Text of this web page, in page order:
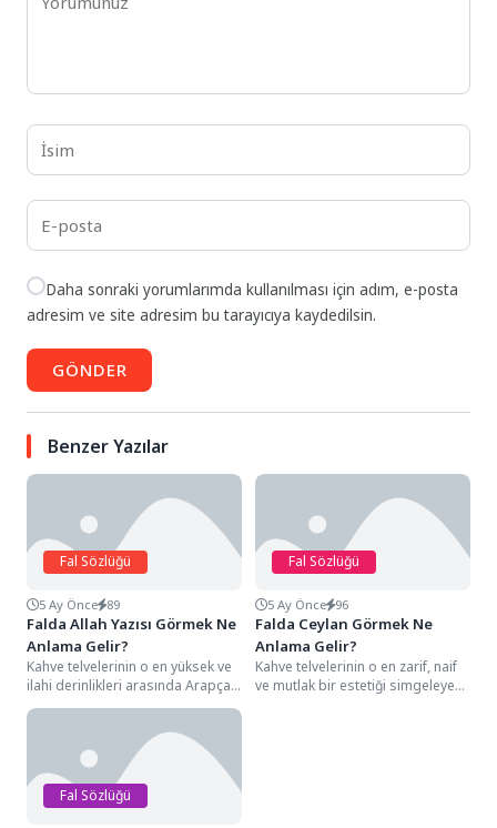
Daha sonraki yorumlarımda kullanılması için adım, e-posta
adresim ve site adresim bu tarayıcıya kaydedilsin.
GÖNDER
Benzer Yazılar
Fal Sözlüğü
5 Ay Önce 89
Falda Allah Yazısı Görmek Ne
Anlama Gelir?
Kahve telvelerinin o en yüksek ve
ilahi derinlikleri arasında Arapça
harflerle belirginleşen o
Fal Sözlüğü
5 Ay Önce 96
Falda Ceylan Görmek Ne
Anlama Gelir?
Kahve telvelerinin o en zarif, naif
ve mutlak bir estetiği simgeleyen
Fal Sözlüğü